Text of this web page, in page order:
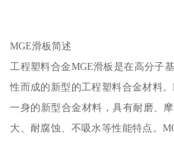
MGE滑板简述
工程塑料合金MGE滑板是在高分子
性而成的新型的工程塑料合金材料
一身的新型合金材料，具有耐磨、
大、耐腐蚀、不吸水等性能特点。